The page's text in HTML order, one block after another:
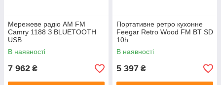
Мережеве радіо AM FM
Camry 1188 З BLUETOOTH
USB
В наявності
7 962 ₴
Портативне ретро кухонне
Feegar Retro Wood FM BT SD
10h
В наявності
5 397 ₴